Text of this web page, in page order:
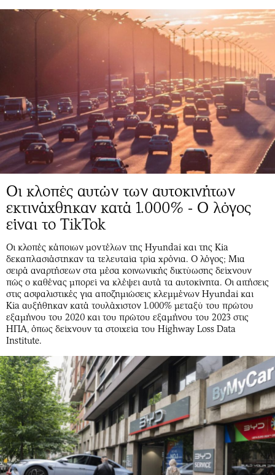
Οι κλοπές αυτών των αυτοκινήτων
εκτινάχθηκαν κατά 1.000% - Ο λόγος
είναι το TikTok
Οι κλοπές κάποιων μοντέλων της Hyundai και της Kia
δεκαπλασιάστηκαν τα τελευταία τρία χρόνια. Ο λόγος; Μια
σειρά αναρτήσεων στα μέσα κοινωνικής δικτύωσης δείχνουν
πώς ο καθένας μπορεί να κλέψει αυτά τα αυτοκίνητα. Οι αιτήσεις
στις ασφαλιστικές για αποζημιώσεις κλεμμένων Hyundai και
Kia αυξήθηκαν κατά τουλάχιστον 1.000% μεταξύ του πρώτου
εξαμήνου του 2020 και του πρώτου εξαμήνου του 2023 στις
ΗΠΑ, όπως δείχνουν τα στοιχεία του Highway Loss Data
Institute.